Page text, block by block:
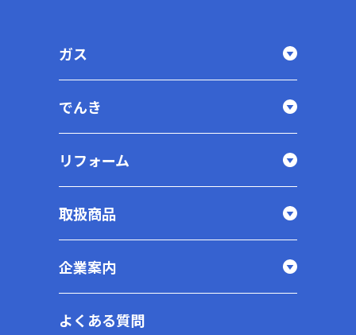
ガス
でんき
リフォーム
取扱商品
企業案内
よくある質問